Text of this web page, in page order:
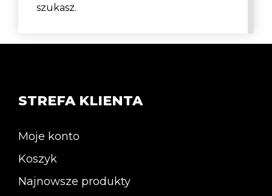
szukasz.
STREFA KLIENTA
Moje konto
Koszyk
Najnowsze produkty